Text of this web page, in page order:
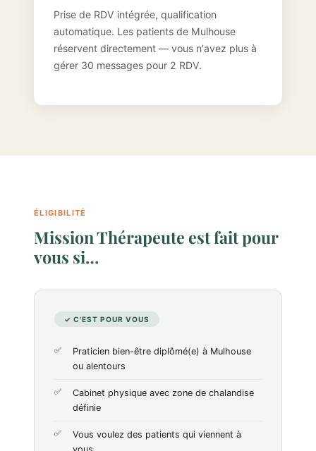
Prise de RDV intégrée, qualification
automatique. Les patients de Mulhouse
réservent directement — vous n'avez plus à
gérer 30 messages pour 2 RDV.
ÉLIGIBILITÉ
Mission Thérapeute est fait pour
vous si…
✓ C'EST POUR VOUS
Praticien bien-être diplômé(e) à Mulhouse
ou alentours
Cabinet physique avec zone de chalandise
définie
Vous voulez des patients qui viennent à